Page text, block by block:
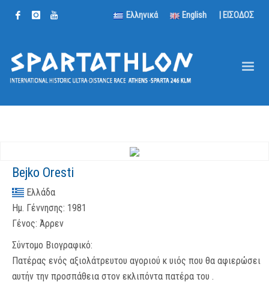
Ελληνικά English | ΕΙΣΟΔΟΣ
Bejko Oresti
Ελλάδα
Ημ. Γέννησης: 1981
Γένος: Άρρεν
Σύντομο Βιογραφικό:
Πατέρας ενός αξιολάτρευτου αγοριού κ υιός που θα αφιερώσει
αυτήν την προσπάθεια στον εκλιπόντα πατέρα του .